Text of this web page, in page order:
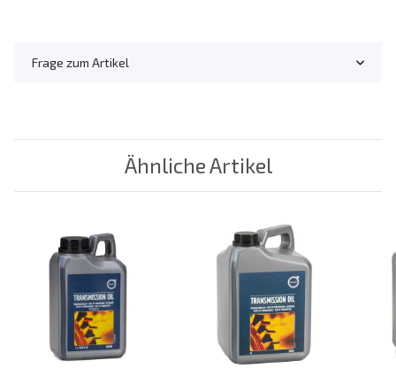
Frage zum Artikel
Ähnliche Artikel